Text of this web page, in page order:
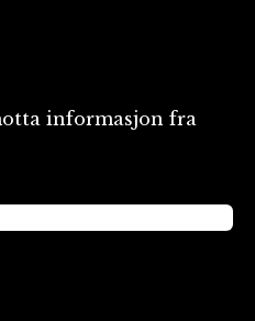
informasjon fra